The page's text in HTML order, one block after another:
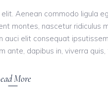
Aenean commodo ligula
montes, nascetur ridiculus
auci elit consequat
ante, dapibus in, viverra
More